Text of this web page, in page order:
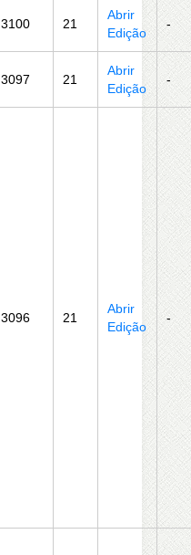
3100 21
Abrir
Edição
-
3097 21
Abrir
Edição
-
3096 21
Abrir
Edição
-